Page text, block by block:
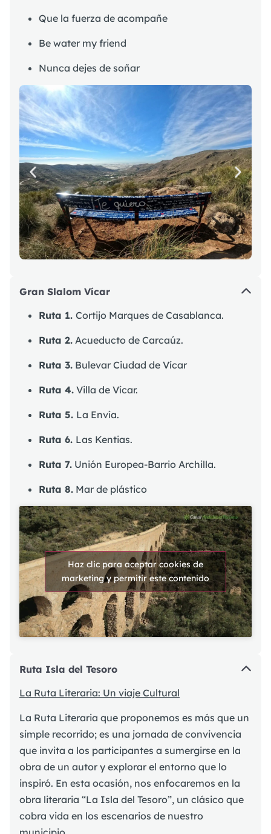
Que la fuerza de acompañe
Be water my friend
Nunca dejes de soñar
Gran Slalom Vícar
Ruta 1. Cortijo Marques de Casablanca.
Ruta 2. Acueducto de Carcaúz.
Ruta 3. Bulevar Ciudad de Vícar
Ruta 4. Villa de Vícar.
Ruta 5. La Envía.
Ruta 6. Las Kentias.
Ruta 7. Unión Europea-Barrio Archilla.
Ruta 8. Mar de plástico
Haz clic para aceptar cookies de
marketing y permitir este contenido
Ruta Isla del Tesoro
La Ruta Literaria: Un viaje Cultural
La Ruta Literaria que proponemos es más que un
simple recorrido; es una jornada de convivencia
que invita a los participantes a sumergirse en la
obra de un autor y explorar el entorno que lo
inspiró. En esta ocasión, nos enfocaremos en la
obra literaria “La Isla del Tesoro”, un clásico que
cobra vida en los escenarios de nuestro